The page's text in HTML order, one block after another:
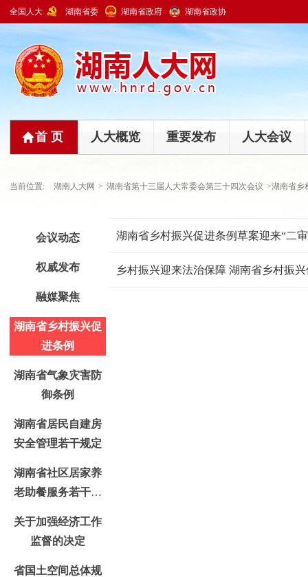
全国人大 湖南省委 湖南省政府 湖南省政协
首 页 人大概览 重要发布 人大会议
当前位置: 湖南人大网 > 湖南省第十三届人大常委会第三十四次会议 >湖南省乡
会议动态
权威发布
融媒聚焦
湖南省乡村振兴促
进条例
湖南省气象灾害防
御条例
湖南省居民自建房
安全管理若干规定
湖南省社区居家养
老助餐服务若干规
关于加强经济工作
监督的决定
省国土空间总体规
湖南省乡村振兴促进条例草案迎来“二
乡村振兴迎来法治保障 湖南省乡村振